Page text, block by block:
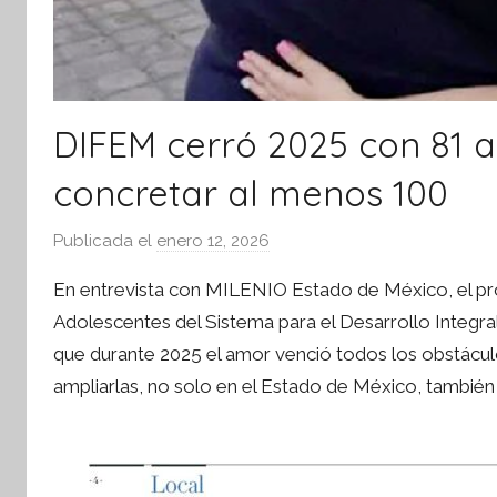
DIFEM cerró 2025 con 81
concretar al menos 100
Publicada el enero 12, 2026
r
S
í
n
s
En entrevista con MILENIO Estado de México, el
Adolescentes del Sistema para el Desarrollo
que durante 2025 el amor venció todos los
ampliarlas, no solo en el Estado de México,